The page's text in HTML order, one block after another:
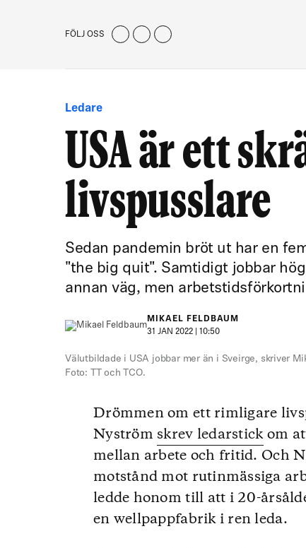
FÖLJ OSS
Ledare
USA är ett
livspusslare
Sedan pandemin bröt ut har en
"the big quit". Samtidigt jobbar
annan väg, men
MIKAEL FELDBAUM
31 JAN 2022 | 10:50
Välutbildade i USA jobbar mer än i Sveirge, skriver
Foto: TT och TCO.
Drömmen om ett rimligare
Nyström skrev ledarstickom
mellan arbete och fritid. Och
motstånd mot rutinmässiga
ledde honom till att i 20-
en wellpappfabrik i ren leda.